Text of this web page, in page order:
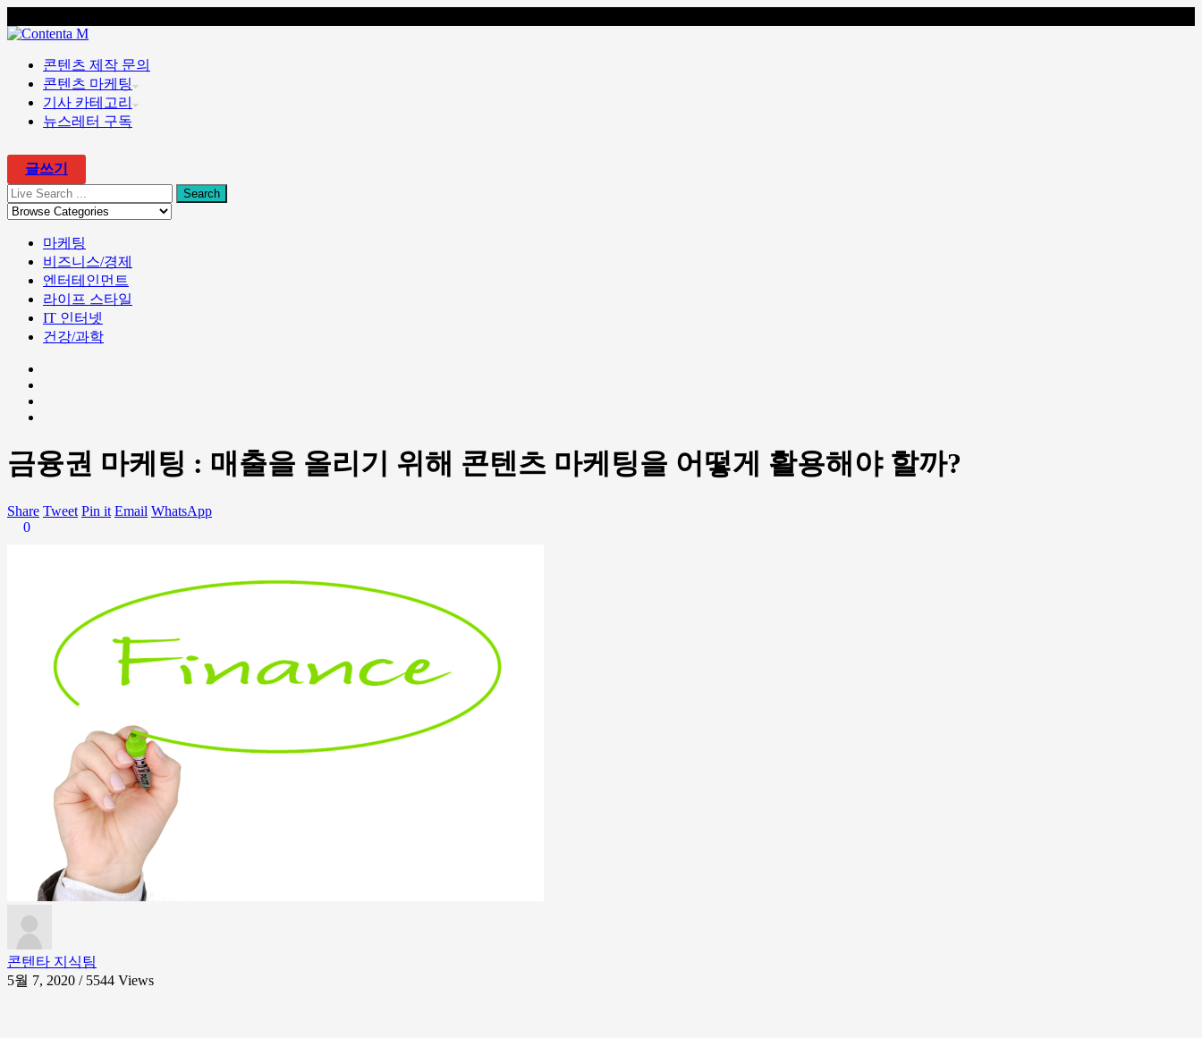
콘텐츠 제작 문의
콘텐츠 마케팅
기사 카테고리
뉴스레터 구독
글쓰기
마케팅
비즈니스/경제
엔터테인먼트
라이프 스타일
IT 인터넷
건강/과학
금융권 마케팅 : 매출을 올리기 위해 콘텐츠 마케팅을 어떻게 활용해야 할까?
Share Tweet Pin it Email WhatsApp
0
콘텐타 지식팀
5월 7, 2020 / 5544 Views